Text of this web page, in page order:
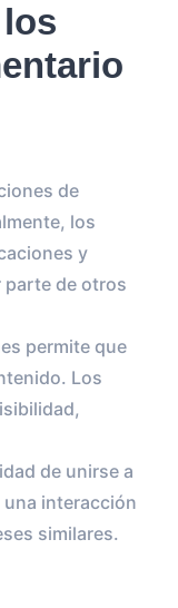
de
los
y
parte de otros
permite que
Los
de unirse a
interacción
similares.